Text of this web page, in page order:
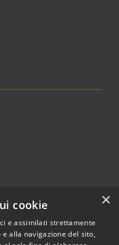
×
cookie
e assimilati strettamente
alla navigazione del sito,